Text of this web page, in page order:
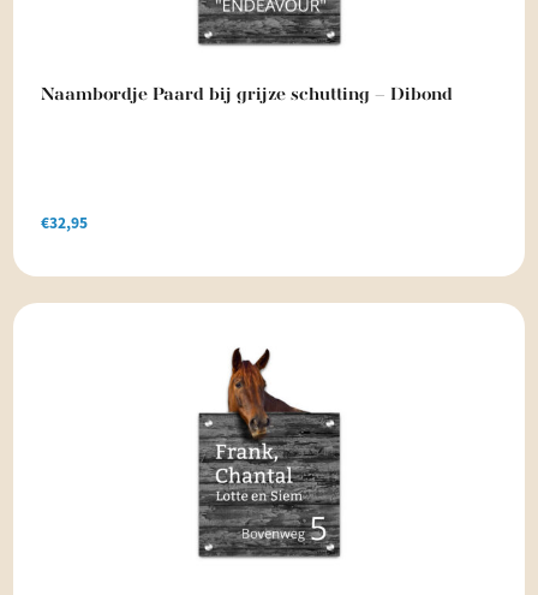
Naambordje Paard bij grijze schutting – Dibond
€32,95